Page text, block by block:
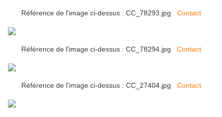
Référence de l'image ci-dessus : CC_78293.jpg Contact
Référence de l'image ci-dessus : CC_78294.jpg Contact
Référence de l'image ci-dessus : CC_27404.jpg Contact